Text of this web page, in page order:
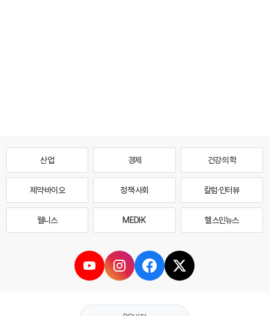
산업 경제 건강·의학
제약·바이오 정책·사회 칼럼·인터뷰
웰니스 MEDI·K 헬스인뉴스